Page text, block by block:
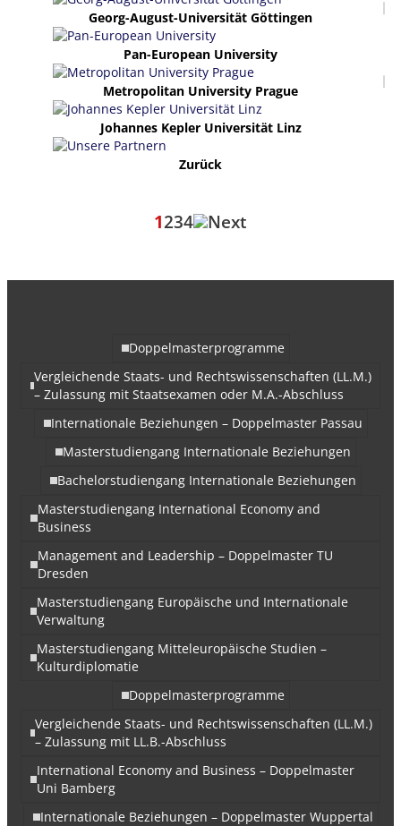
Georg-August-Universität Göttingen
Pan-European University
Metropolitan University Prague
Johannes Kepler Universität Linz
Zurück
1234
Doppelmasterprogramme
Vergleichende Staats- und Rechtswissenschaften (LL.M.)
– Zulassung mit Staatsexamen oder M.A.-Abschluss
Internationale Beziehungen – Doppelmaster Passau
Masterstudiengang Internationale Beziehungen
Bachelorstudiengang Internationale Beziehungen
Masterstudiengang International Economy and
Business
Management and Leadership – Doppelmaster TU
Dresden
Masterstudiengang Europäische und Internationale
Verwaltung
Masterstudiengang Mitteleuropäische Studien –
Kulturdiplomatie
Doppelmasterprogramme
Vergleichende Staats- und Rechtswissenschaften (LL.M.)
– Zulassung mit LL.B.-Abschluss
International Economy and Business – Doppelmaster
Uni Bamberg
Internationale Beziehungen – Doppelmaster Wuppertal